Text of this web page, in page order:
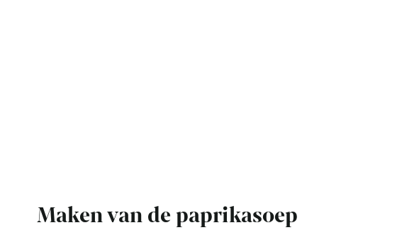
Maken van de paprikasoep